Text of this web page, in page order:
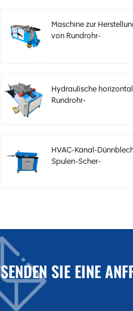
Maschine zur
von Rundrohr-
Hydraulische
Rundrohr-
HVAC-Kanal-
Spulen-Scher-
Automatische
SENDEN SIE EINE